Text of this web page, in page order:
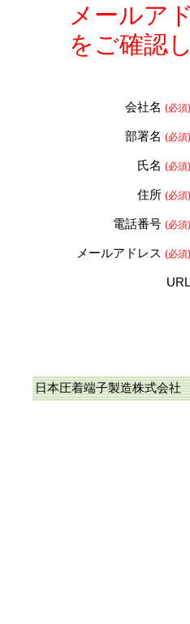
メールア
をご確認
会社名 (必須)
部署名 (必須)
氏名 (必須)
住所 (必須)
電話番号 (必須)
メールアドレス (必須)
URL
日本圧着端子製造株式会社